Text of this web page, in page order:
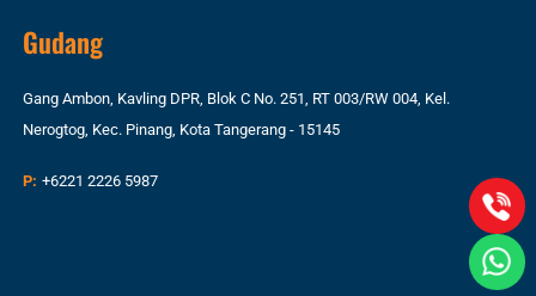
Gudang
Gang Ambon, Kavling DPR, Blok C No. 251, RT 003/RW 004, Kel.
Nerogtog, Kec. Pinang, Kota Tangerang - 15145
P: +6221 2226 5987